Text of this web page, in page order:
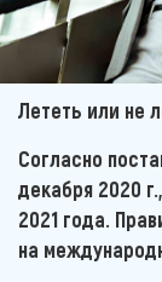
Лететь или не
Согласно
декабря 2020
2021 года.
на